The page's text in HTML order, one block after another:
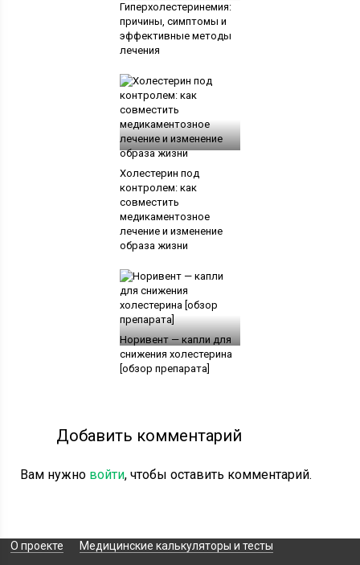
Гиперхолестеринемия:
причины, симптомы и
эффективные методы
лечения
Холестерин под
контролем: как
совместить
медикаментозное
лечение и изменение
образа жизни
Норивент — капли для
снижения холестерина
[обзор препарата]
Добавить комментарий
Вам нужно войти, чтобы оставить комментарий.
О проекте
Медицинские калькуляторы и тесты